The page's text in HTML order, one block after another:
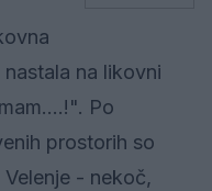
na likovni
Po
prostorih so
- nekoč,